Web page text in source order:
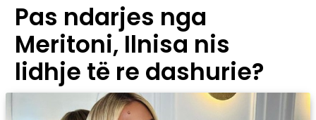
Pas ndarjes nga
Meritoni, Ilnisa nis
lidhje të re dashurie?